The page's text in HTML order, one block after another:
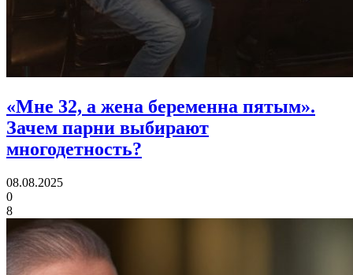
«Мне 32, а жена беременна пятым».
Зачем парни выбирают
многодетность?
08.08.2025
0
8